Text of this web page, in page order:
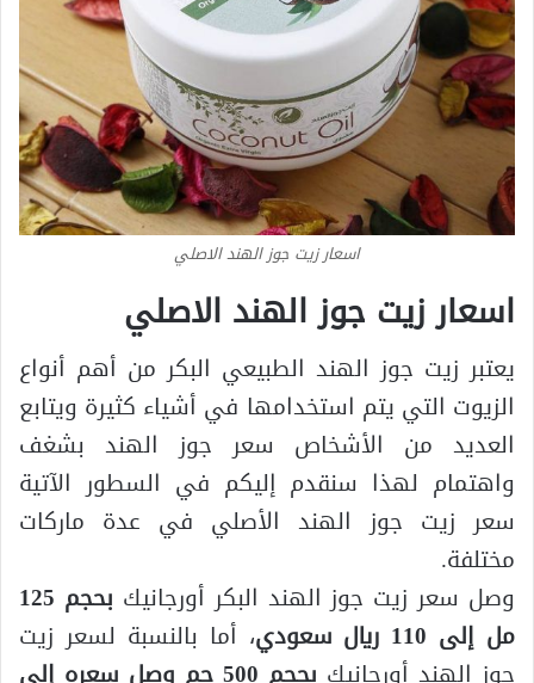
اسعار زيت جوز الهند الاصلي
اسعار زيت جوز الهند الاصلي
يعتبر زيت جوز الهند الطبيعي البكر من أهم أنواع
الزيوت التي يتم استخدامها في أشياء كثيرة ويتابع
العديد من الأشخاص سعر جوز الهند بشغف
واهتمام لهذا سنقدم إليكم في السطور الآتية
سعر زيت جوز الهند الأصلي في عدة ماركات
مختلفة.
وصل سعر زيت جوز الهند البكر أورجانيك
بحجم 125
مل إلى 110 ريال سعودي
، أما بالنسبة لسعر زيت